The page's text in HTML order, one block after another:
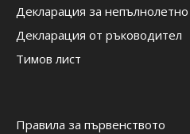
Декларация за
Декларация от ръководител
Тимов лист
Правила за първенството